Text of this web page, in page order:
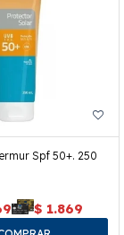
Spf 50+. 250
$ 1.869